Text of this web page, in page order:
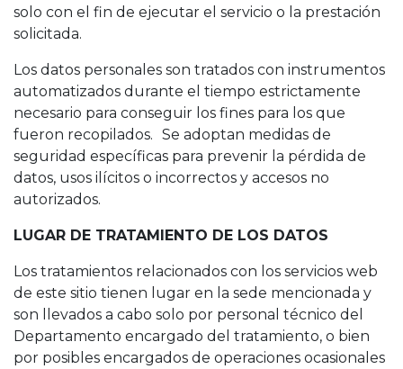
solo con el fin de ejecutar el servicio o la prestación
solicitada.
Los datos personales son tratados con instrumentos
automatizados durante el tiempo estrictamente
necesario para conseguir los fines para los que
fueron recopilados. Se adoptan medidas de
seguridad específicas para prevenir la pérdida de
datos, usos ilícitos o incorrectos y accesos no
autorizados.
LUGAR DE TRATAMIENTO DE LOS DATOS
Los tratamientos relacionados con los servicios web
de este sitio tienen lugar en la sede mencionada y
son llevados a cabo solo por personal técnico del
Departamento encargado del tratamiento, o bien
por posibles encargados de operaciones ocasionales